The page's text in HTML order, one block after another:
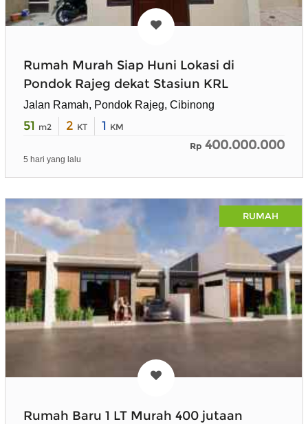
Rumah Murah Siap Huni Lokasi di
Pondok Rajeg dekat Stasiun KRL
Jalan Ramah, Pondok Rajeg, Cibinong
51 m2 2 KT 1 KM
Rp 400.000.000
5 hari yang lalu
RUMAH
Rumah Baru 1 LT Murah 400 jutaan